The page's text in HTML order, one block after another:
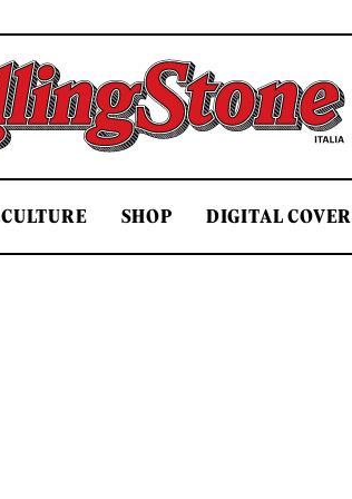
Rolling Stone Italia
CULTURE SHOP DIGITAL COVER